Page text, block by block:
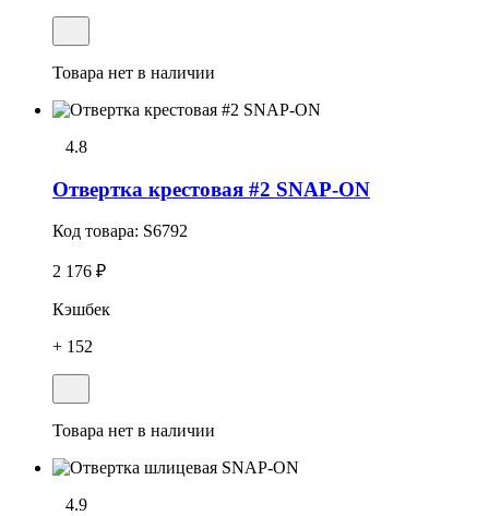
Товара нет в наличии
4.8
Отвеpтка кpестовая #2 SNAP-ON
Код товара: S6792
2 176 ₽
Кэшбек
+ 152
Товара нет в наличии
4.9